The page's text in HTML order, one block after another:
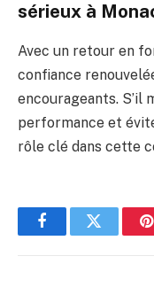
sérieux à
Avec un retour en
confiance
encourageants. S’il
performance et
rôle clé dans cette
FacebookTwitter